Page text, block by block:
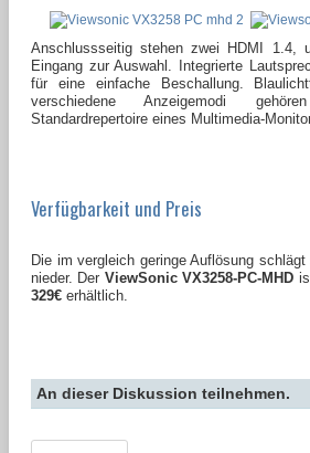
Anschlussseitig stehen zwei HDMI 1.4,
Eingang zur Auswahl. Integrierte
für eine einfache Beschallung.
verschiedene Anzeigemodi
Standardrepertoire eines Multimedia-
Verfügbarkeit und Preis
Die im vergleich geringe Auflösung
nieder. Der ViewSonic VX3258-PC-MHD
329€ erhältlich.
An dieser Diskussion teilnehmen.